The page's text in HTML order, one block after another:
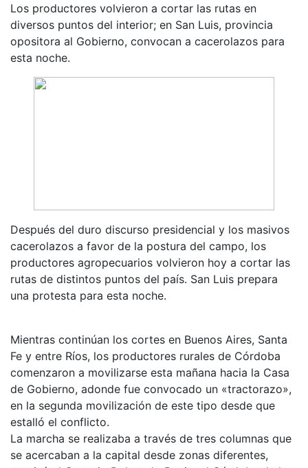
Los productores volvieron a cortar las rutas en
diversos puntos del interior; en San Luis, provincia
opositora al Gobierno, convocan a cacerolazos para
esta noche.
Después del duro discurso presidencial y los masivos
cacerolazos a favor de la postura del campo, los
productores agropecuarios volvieron hoy a cortar las
rutas de distintos puntos del país. San Luis prepara
una protesta para esta noche.
Mientras continúan los cortes en Buenos Aires, Santa
Fe y entre Ríos, los productores rurales de Córdoba
comenzaron a movilizarse esta mañana hacia la Casa
de Gobierno, adonde fue convocado un «tractorazo»,
en la segunda movilización de este tipo desde que
estalló el conflicto.
La marcha se realizaba a través de tres columnas que
se acercaban a la capital desde zonas diferentes,